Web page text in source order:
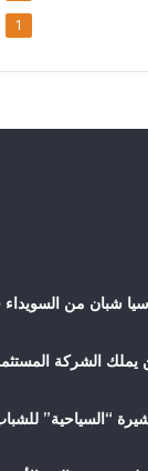
1
شبان من السويداء
يملك الشركة
“السياحية”